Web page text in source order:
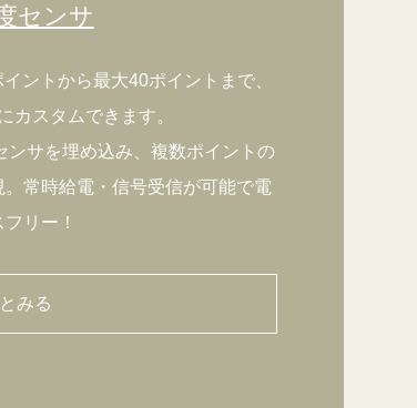
センサ
ントから最大40ポイントまで、
カスタムできます。
ンサを埋め込み、複数ポイントの
常時給電・信号受信が可能で電
リー！
みる